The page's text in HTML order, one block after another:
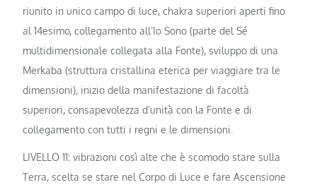
riunito in unico campo di luce, chakra superiori aperti fino
al 14esimo, collegamento all’Io Sono (parte del Sé
multidimensionale collegata alla Fonte), sviluppo di una
Merkaba (struttura cristallina eterica per viaggiare tra le
dimensioni), inizio della manifestazione di facoltà
superiori, consapevolezza d’unità con la Fonte e di
collegamento con tutti i regni e le dimensioni.
LIVELLO 11: vibrazioni così alte che è scomodo stare sulla
Terra, scelta se stare nel Corpo di Luce e fare Ascensione